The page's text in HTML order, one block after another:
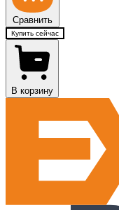
Сравнить
Купить сейчас
В корзину